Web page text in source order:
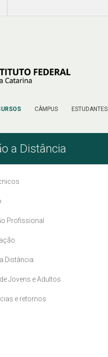
CÂMPUS ESTUDANTES
a Distância
Profissional
Distância
Jovens e Adultos
e retornos